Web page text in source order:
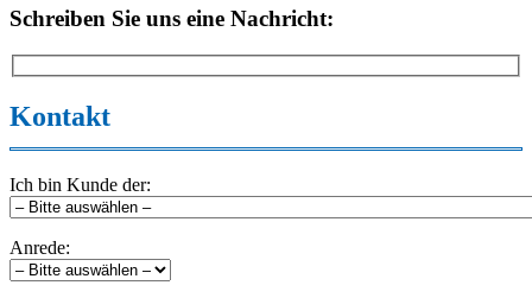
Schreiben Sie uns eine Nachricht:
Kontakt
Ich bin Kunde der:
Anrede: